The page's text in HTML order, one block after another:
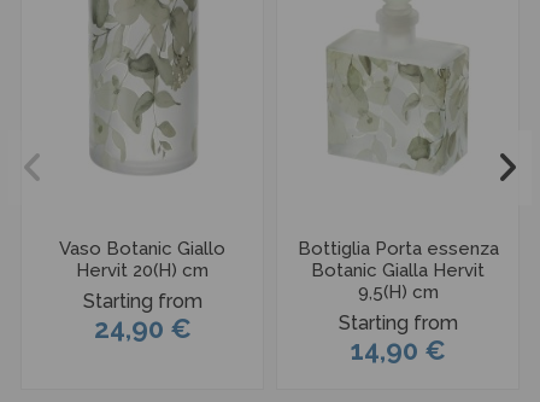
Vaso Botanic Giallo
Hervit 20(H) cm
Starting from
24,90 €
Bottiglia Porta essenza
Botanic Gialla Hervit
9,5(H) cm
Starting from
14,90 €